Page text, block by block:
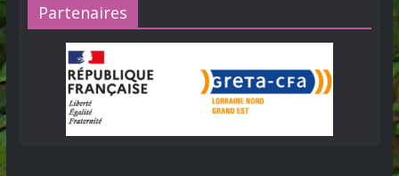
Partenaires